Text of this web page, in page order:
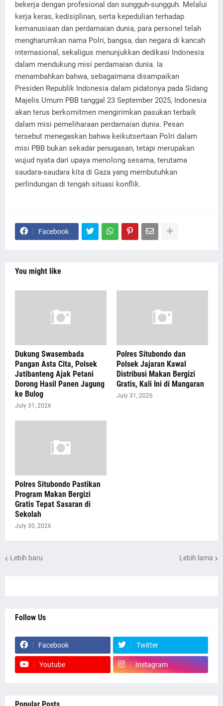
bekerja dengan profesional dan sungguh-sungguh. Melalui
kerja keras, kedisiplinan, serta kepedulian terhadap
kemanusiaan dan perdamaian dunia, para personel telah
mengharumkan nama Polri, bangsa, dan negara di kancah
internasional, sekaligus menunjukkan dedikasi Indonesia
dalam mendukung misi perdamaian dunia. Ia
menambahkan bahwa, sebagaimana disampaikan
Presiden Republik Indonesia dalam pidatonya pada Sidang
Majelis Umum PBB tanggal 23 September 2025, Indonesia
akan terus berkomitmen mengirimkan pasukan terbaik
dalam misi pemeliharaan perdamaian dunia. Pesan
tersebut menegaskan bahwa keikutsertaan Polri dalam
misi PBB bukan sekadar penugasan, tetapi merupakan
wujud nyata dari upaya menolong sesama, terutama
saudara-saudara kita di Gaza yang membutuhkan
perlindungan di tengah situasi konflik.
Facebook
You might like
Dukung Swasembada
Pangan Asta Cita, Polsek
Jatibanteng Ajak Petani
Dorong Hasil Panen Jagung
ke Bulog
July 31, 2026
Polres Situbondo dan
Polsek Jajaran Kawal
Distribusi Makan Bergizi
Gratis, Kali Ini di Mangaran
July 31, 2026
Polres Situbondo Pastikan
Program Makan Bergizi
Gratis Tepat Sasaran di
Sekolah
July 30, 2026
Lebih baru Lebih lama
Follow Us
Facebook Twitter
Youtube Instagram
Popular Posts